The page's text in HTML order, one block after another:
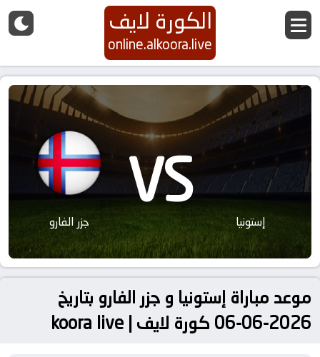
الكورة لايف
online.alkoora.live
إستونيا VS جزر الفارو
موعد مباراة إستونيا و جزر الفارو بتاريخ
2026-06-06 كورة لايف | koora live